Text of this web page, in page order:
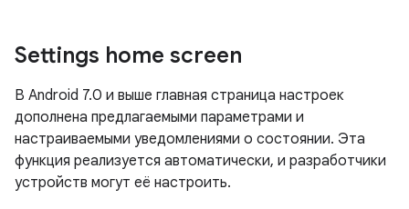
Settings home screen
В Android 7.0 и выше главная страница настроек
дополнена предлагаемыми параметрами и
настраиваемыми уведомлениями о состоянии. Эта
функция реализуется автоматически, и разработчики
устройств могут её настроить.